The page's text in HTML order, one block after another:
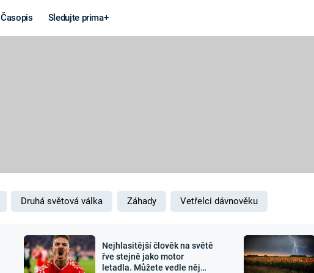
Časopis Sledujte prima+
MARS
Záhady a
Zajímavosti
Druhá světová válka Záhady Vetřelci dávnověku
Nejhlasitější člověk na světě
řve stejně jako motor
letadla. Můžete vedle něj